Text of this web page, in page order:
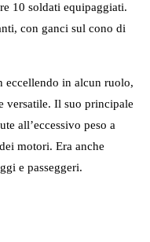
10 soldati equipaggiati.
con ganci sul cono di
eccellendo in alcun ruolo,
versatile. Il suo principale
all’eccessivo peso a
motori. Era anche
e passeggeri.